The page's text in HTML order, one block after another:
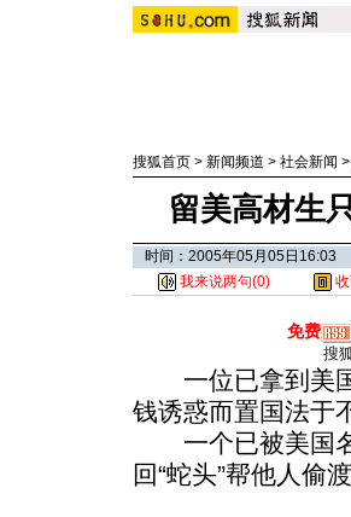
搜狐首页 > 新闻频道 > 社会新闻 >
留美高材生
时间：2005年05月05日
我来说两句(0)
免费
搜
一位已拿到美国
钱诱惑而置国法
一个已被美国名
回“蛇头”帮他人偷